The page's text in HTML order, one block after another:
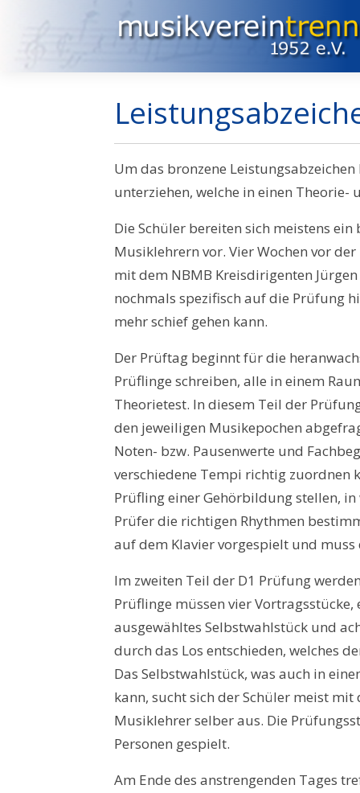
Um das bronzene
unterziehen, welche in einen
Die Schüler bereiten sich meistens
Musiklehrern vor. Vier Wochen vor
mit dem NBMB Kreisdirigenten
nochmals spezifisch auf die Prüfung
mehr schief gehen kann.
Der Prüftag beginnt für die
Prüflinge schreiben, alle in einem
Theorietest. In diesem Teil der
den jeweiligen Musikepochen
Noten- bzw. Pausenwerte und
verschiedene Tempi richtig zuordnen
Prüfling einer Gehörbildung stellen,
Prüfer die richtigen Rhythmen
auf dem Klavier vorgespielt und
Im zweiten Teil der D1 Prüfung
Prüflinge müssen vier
ausgewähltes Selbstwahlstück und
durch das Los entschieden, welches
Das Selbstwahlstück, was auch in
kann, sucht sich der Schüler meist
Musiklehrer selber aus. Die
Personen gespielt.
Am Ende des anstrengenden Tages